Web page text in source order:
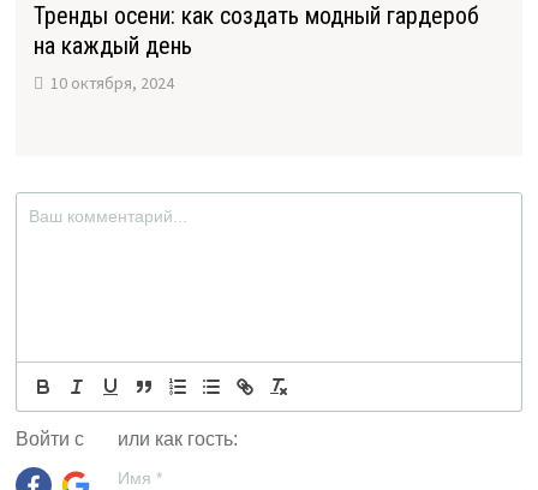
Тренды осени: как создать модный гардероб
на каждый день
10 октября, 2024
Войти с или как гость:
Имя *